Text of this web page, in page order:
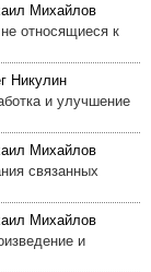
Михайлов
относящиеся к
Никулин
и улучшение
Михайлов
связанных
Михайлов
и